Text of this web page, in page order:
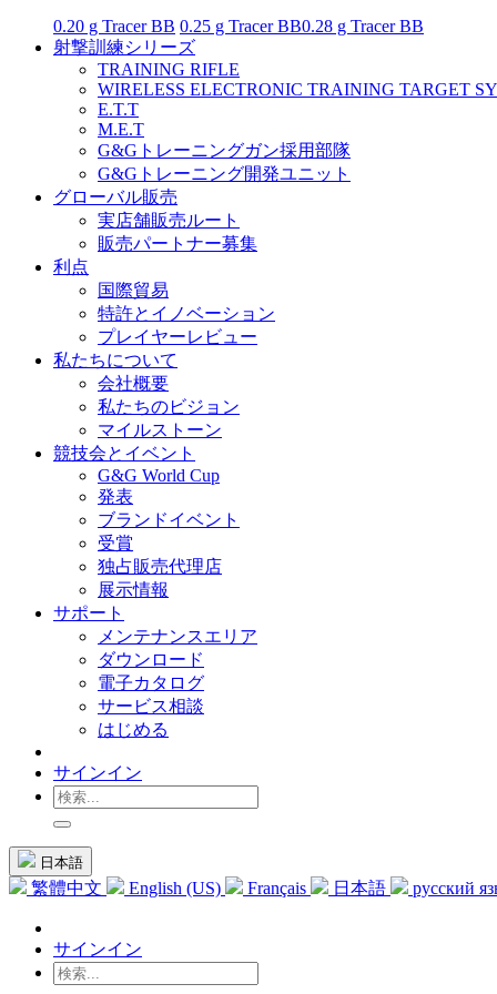
0.20 g Tracer BB 0.25 g Tracer BB0.28 g Tracer BB
射撃訓練シリーズ
TRAINING RIFLE
WIRELESS ELECTRONIC TRAINING TARGET
E.T.T
M.E.T
G&Gトレーニングガン採用部隊
G&Gトレーニング開発ユニット
グローバル販売
実店舗販売ルート
販売パートナー募集
利点
国際貿易
特許とイノベーション
プレイヤーレビュー
私たちについて
会社概要
私たちのビジョン
マイルストーン
競技会とイベント
G&G World Cup
発表
ブランドイベント
受賞
独占販売代理店
展示情報
サポート
メンテナンスエリア
ダウンロード
電子カタログ
サービス相談
はじめる
サインイン
日本語
繁體中文 English (US) Français 日本語 русский
サインイン